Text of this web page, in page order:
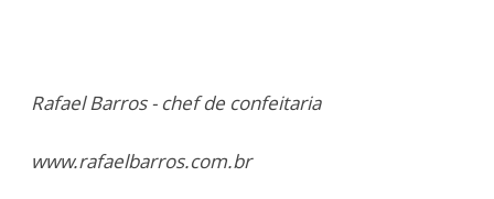
Rafael Barros - chef de confeitaria
www.rafaelbarros.com.br